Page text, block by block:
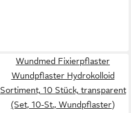
Wundmed Fixierpflaster
Wundpflaster Hydrokolloid
Sortiment, 10 Stück, transparent
(Set, 10-St., Wundpflaster)